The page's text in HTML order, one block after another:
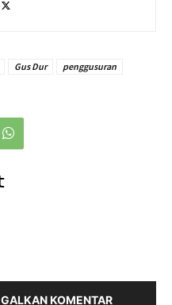
Gus Dur
penggusuran
KOMENTAR